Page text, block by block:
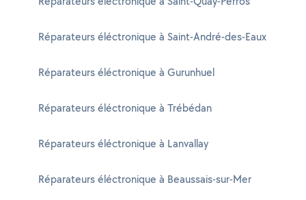
Réparateurs éléctronique à Saint-André-des-Eaux
Réparateurs éléctronique à Gurunhuel
Réparateurs éléctronique à Trébédan
Réparateurs éléctronique à Lanvallay
Réparateurs éléctronique à Beaussais-sur-Mer